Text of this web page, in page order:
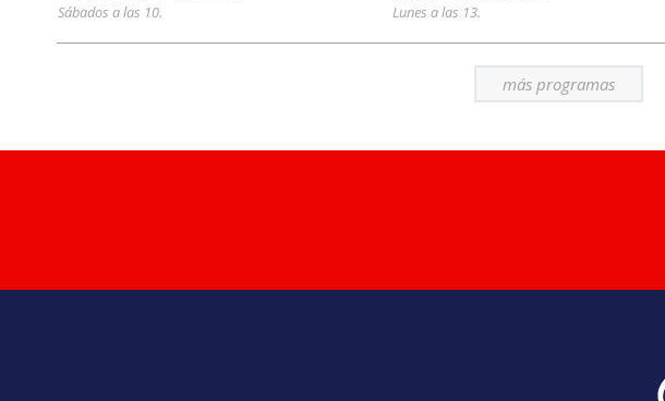
Sábados a las 10. Lunes a las 13.
más programas